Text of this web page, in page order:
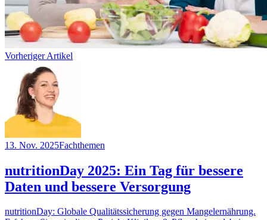
Vorheriger Artikel
13. Nov. 2025Fachthemen
nutritionDay 2025: Ein Tag für bessere
Daten und bessere Versorgung
nutritionDay: Globale Qualitätssicherung gegen Mangelernährung.